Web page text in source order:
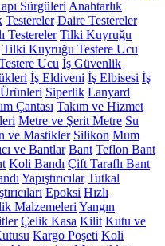
Sürgüleri Anahtarlık
Testereler Daire Testereler
Testereler Tilki Kuyruğu
Tilki Kuyruğu Testere Ucu
Ucu İş Güvenlik
İş Eldiveni İş Elbisesi İş
Siperlik Lanyard
Çantası Takım ve Hizmet
Metre ve Şerit Metre Su
ve Mastikler Silikon Mum
ve Bantlar Bant Teflon Bant
Koli Bandı Çift Taraflı Bant
Yapıştırıcılar Tutkal
Epoksi Hızlı
Malzemeleri Yangın
Çelik Kasa Kilit Kutu ve
Kargo Poşeti Koli